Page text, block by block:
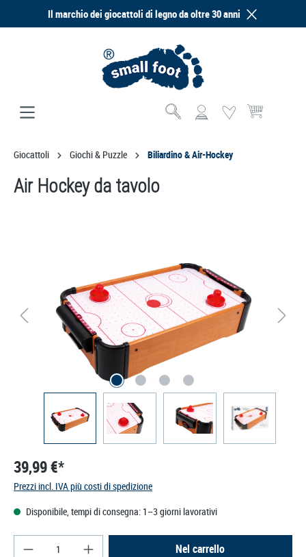
principaleIl marchio dei giocattoli di legno da oltre 30 anni
Il carrello
Giocattoli Giochi & Puzzle Biliardino & Air-Hockey
Air Hockey da tavolo
39,99 €*
Prezzi incl. IVA più costi di spedizione
Disponibile, tempi di consegna: 1–3 giorni lavorativi
Quantità del prodotto: inserisci la quantità
Nel carrello